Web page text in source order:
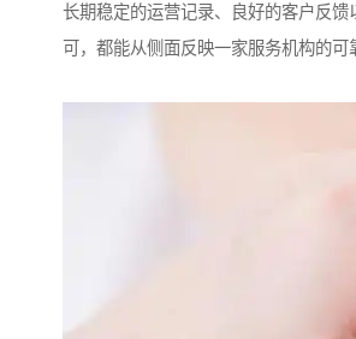
长期稳定的运营记录、良好的客户反馈
可，都能从侧面反映一家服务机构的可